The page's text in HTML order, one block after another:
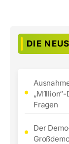
DIE
Fragen
Der